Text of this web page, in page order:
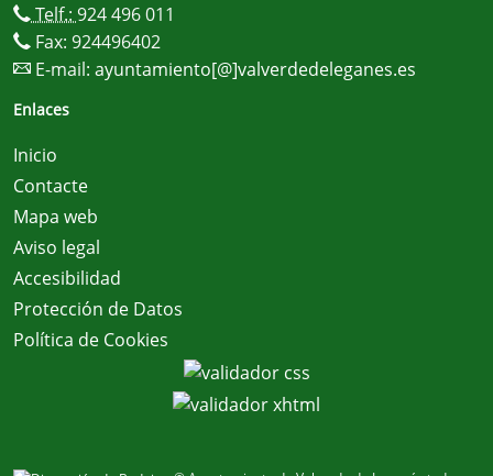
Telf.: 924 496 011
Fax: 924496402
E-mail: ayuntamiento[@]valverdedeleganes.es
Enlaces
Inicio
Contacte
Mapa web
Aviso legal
Accesibilidad
Protección de Datos
Política de Cookies